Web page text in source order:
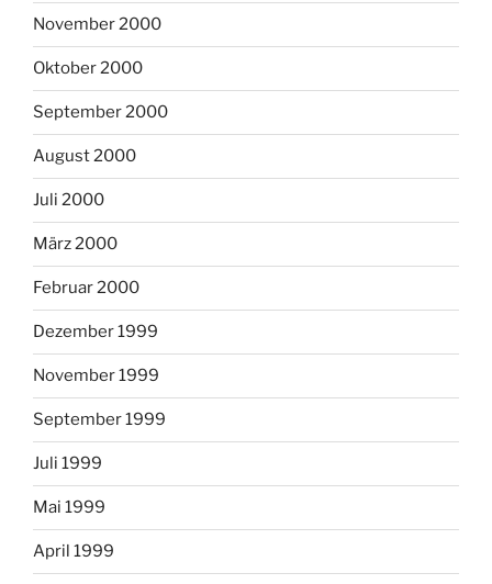
November 2000
Oktober 2000
September 2000
August 2000
Juli 2000
März 2000
Februar 2000
Dezember 1999
November 1999
September 1999
Juli 1999
Mai 1999
April 1999